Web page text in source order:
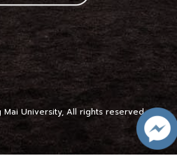
University, All rights reserved.